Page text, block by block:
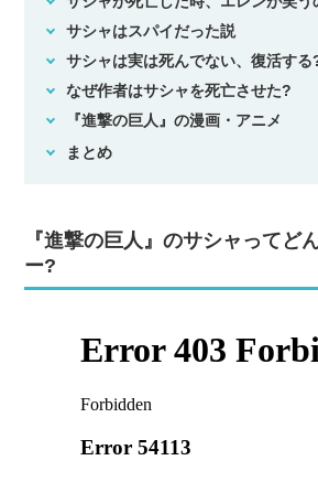
サシャはスパイだった説
サシャは実は死んでない、復活する
なぜ作者はサシャを死亡させた?
『進撃の巨人』の漫画・アニメ
まとめ
『進撃の巨人』のサシャってど
ー?